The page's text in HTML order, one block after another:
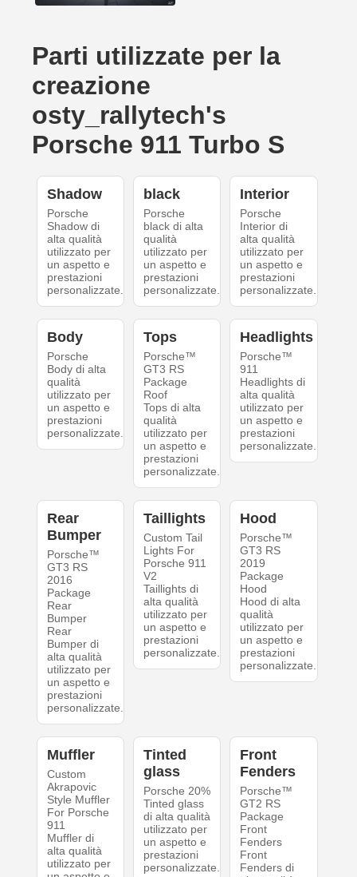
Parti utilizzate per la
creazione
osty_rallytech's
Porsche 911 Turbo S
Shadow
Porsche
Shadow di
alta qualità
utilizzato per
un aspetto e
prestazioni
personalizzate.
black
Porsche
black di alta
qualità
utilizzato per
un aspetto e
prestazioni
personalizzate.
Interior
Porsche
Interior di
alta qualità
utilizzato per
un aspetto e
prestazioni
personalizzate.
Body
Porsche
Body di alta
qualità
utilizzato per
un aspetto e
prestazioni
personalizzate.
Tops
Porsche™
GT3 RS
Package
Roof
Tops di alta
qualità
utilizzato per
un aspetto e
prestazioni
personalizzate.
Headlights
Porsche™
911
Headlights di
alta qualità
utilizzato per
un aspetto e
prestazioni
personalizzate.
Rear
Bumper
Porsche™
GT3 RS
2016
Package
Rear
Bumper
Rear
Bumper di
alta qualità
utilizzato per
un aspetto e
prestazioni
personalizzate.
Taillights
Custom Tail
Lights For
Porsche 911
V2
Taillights di
alta qualità
utilizzato per
un aspetto e
prestazioni
personalizzate.
Hood
Porsche™
GT3 RS
2019
Package
Hood
Hood di alta
qualità
utilizzato per
un aspetto e
prestazioni
personalizzate.
Muffler
Custom
Akrapovic
Style Muffler
For Porsche
911
Muffler di
alta qualità
utilizzato per
Tinted
glass
Porsche 20%
Tinted glass
di alta qualità
utilizzato per
un aspetto e
prestazioni
personalizzate.
Front
Fenders
Porsche™
GT2 RS
Package
Front
Fenders
Front
Fenders di